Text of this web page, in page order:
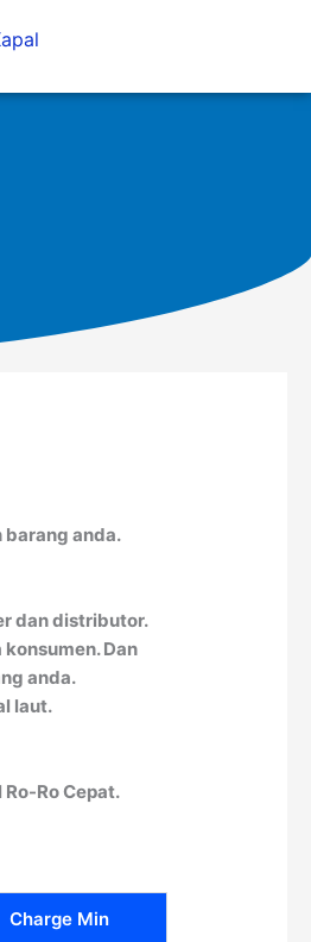
barang anda.
dan distributor.
Dan
anda.
laut.
Ro Cepat.
Charge Min